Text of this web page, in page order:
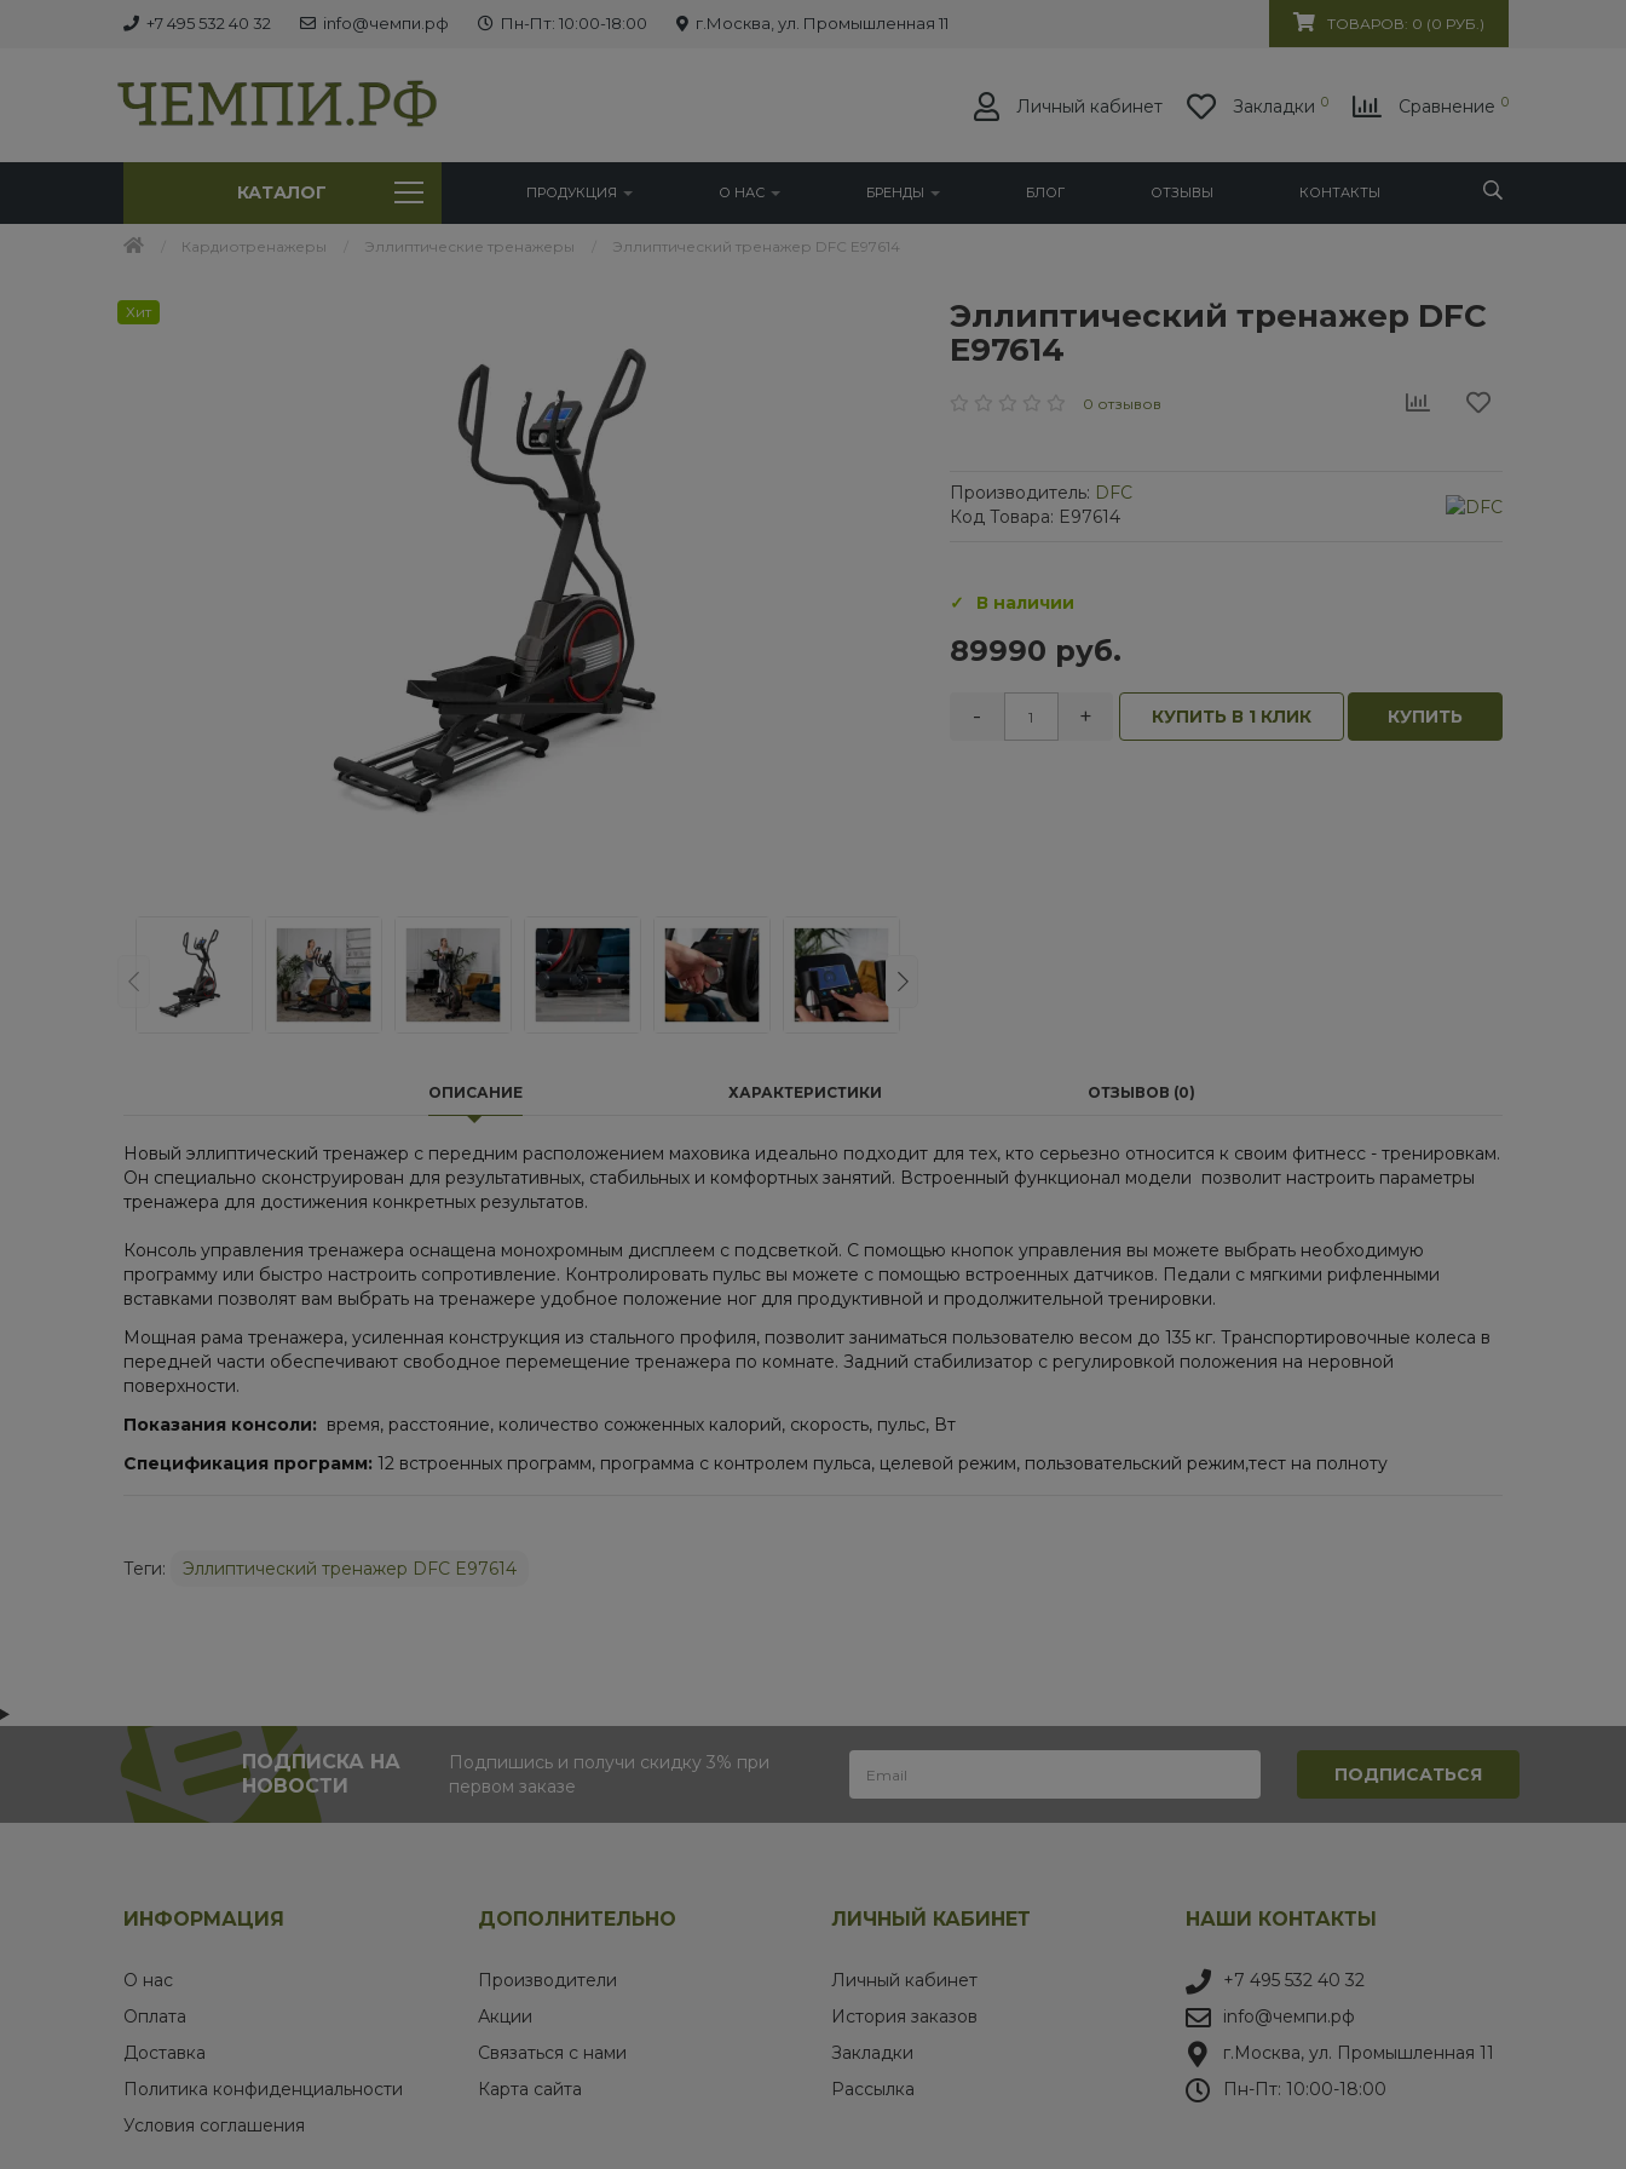
+7 495 532 40 32 info@чемпи.рф Пн-Пт: 10:00-18:00 г.Москва, ул. Промышленная 11 ТОВАРОВ: 0 (0 РУБ.)
Личный кабинет Закладки 0 Сравнение 0
КАТАЛОГ ПРОДУКЦИЯ О НАС БРЕНДЫ БЛОГ ОТЗЫВЫ КОНТАКТЫ
Кардиотренажеры Эллиптические тренажеры Эллиптический тренажер DFC E97614
Хит
Эллиптический тренажер DFC
E97614
0 отзывов
Производитель: DFC
Код Товара: E97614
В наличии
89990 руб.
- + КУПИТЬ В 1 КЛИК КУПИТЬ
ОПИСАНИЕ ХАРАКТЕРИСТИКИ ОТЗЫВОВ (0)
Новый эллиптический тренажер с передним расположением маховика идеально подходит для тех, кто серьезно относится к своим фитнесс - тренировкам.
Он специально сконструирован для результативных, стабильных и комфортных занятий. Встроенный функционал модели позволит настроить параметры
тренажера для достижения конкретных результатов.
Консоль управления тренажера оснащена монохромным дисплеем с подсветкой. С помощью кнопок управления вы можете выбрать необходимую
программу или быстро настроить сопротивление. Контролировать пульс вы можете с помощью встроенных датчиков. Педали с мягкими рифленными
вставками позволят вам выбрать на тренажере удобное положение ног для продуктивной и продолжительной тренировки.
Мощная рама тренажера, усиленная конструкция из стального профиля, позволит заниматься пользователю весом до 135 кг. Транспортировочные колеса в
передней части обеспечивают свободное перемещение тренажера по комнате. Задний стабилизатор с регулировкой положения на неровной
поверхности.
Показания консоли: время, расстояние, количество сожженных калорий, скорость, пульс, Вт
Спецификация программ: 12 встроенных программ, программа с контролем пульса, целевой режим, пользовательский режим,тест на полноту
Теги: Эллиптический тренажер DFC E97614
ПОДПИСКА НА
НОВОСТИ
Подпишись и получи скидку 3% при
первом заказе
ИНФОРМАЦИЯ
О нас
Оплата
Доставка
Политика конфиденциальности
Условия соглашения
ДОПОЛНИТЕЛЬНО
Производители
Акции
Связаться с нами
Карта сайта
ЛИЧНЫЙ КАБИНЕТ
Личный кабинет
История заказов
Закладки
Рассылка
НАШИ КОНТАКТЫ
+7 495 532 40 32
info@чемпи.рф
г.Москва, ул. Промышленная 11
Пн-Пт: 10:00-18:00